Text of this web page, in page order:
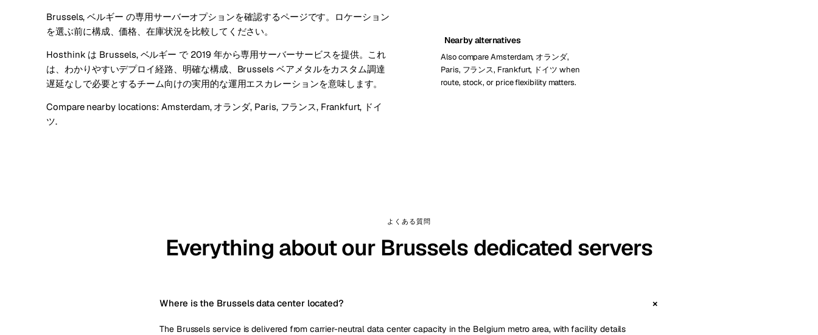
Brussels, ベルギー の専用サーバーオプションを確認するページです。ロケーション
を選ぶ前に構成、価格、在庫状況を比較してください。
Hosthink は Brussels, ベルギー で 2019 年から専用サーバーサービスを提供。これ
は、わかりやすいデプロイ経路、明確な構成、Brussels ベアメタルをカスタム調達
遅延なしで必要とするチーム向けの実用的な運用エスカレーションを意味します。
Compare nearby locations:Amsterdam, オランダ, Paris, フランス, Frankfurt, ドイ
ツ.
Nearby alternatives
Also compare Amsterdam, オランダ,
Paris, フランス, Frankfurt, ドイツ when
route, stock, or price flexibility matters.
よくある質問
Everything about our Brussels dedicated servers
Where is the Brussels data center located?
The Brussels service is delivered from carrier-neutral data center capacity in the Belgium metro area, with facility details